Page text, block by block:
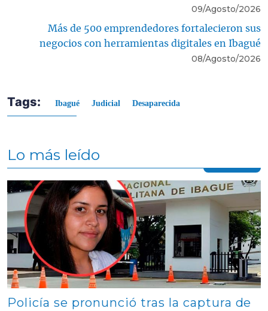
09/Agosto/2026
Más de 500 emprendedores fortalecieron sus
negocios con herramientas digitales en Ibagué
08/Agosto/2026
Tags: Ibagué Judicial Desaparecida
Lo más leído
Contenido multimedia principal
Policía se pronunció tras la captura de